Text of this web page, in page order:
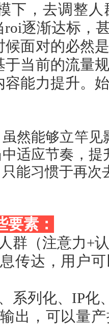
下，去调整
roi逐渐达标，
候面对的必然
于当前的流量
容能力提升。
然能够立竿
适应节奏，
能习惯于再次
要素：
群（注意力+
传达，用户
系列化、IP化
出，可以量